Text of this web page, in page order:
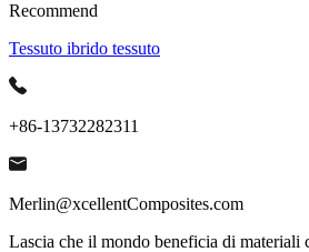
Recommend
Tessuto ibrido tessuto
+86-13732282311
Merlin@xcellentComposites.com
Lascia che il mondo beneficia di materiali